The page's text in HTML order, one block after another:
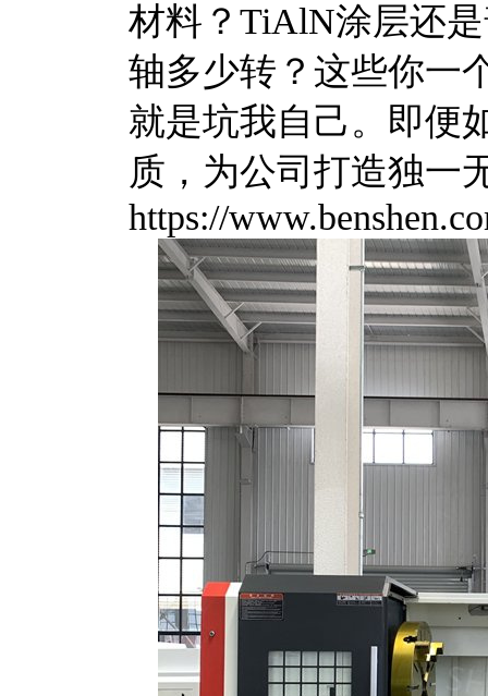
材料？TiAlN涂层还
轴多少转？这些你一
就是坑我自己。即便
质，为公司打造独一
https://